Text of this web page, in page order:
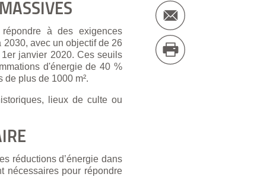
à des exigences
2030, avec un objectif de 26
janvier 2020. Ces seuils
d'énergie de 40 %
plus de 1000 m².
lieux de culte ou
réductions d’énergie dans
nécessaires pour répondre